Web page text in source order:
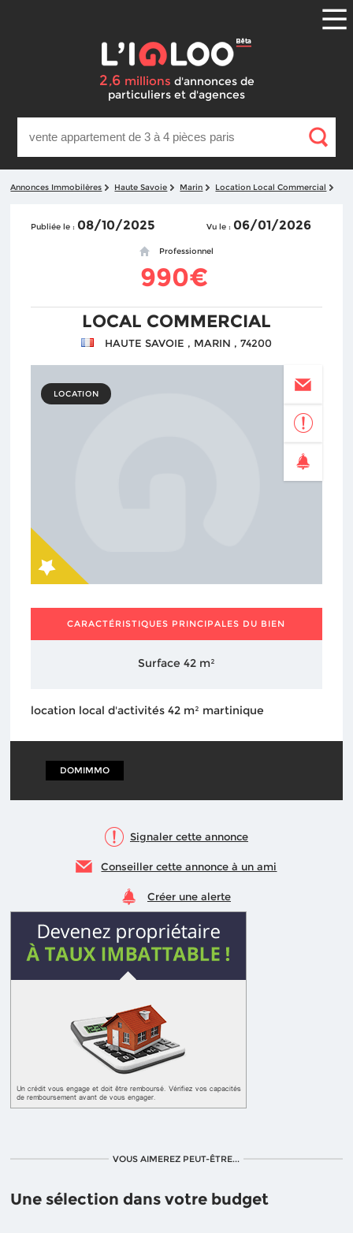
2,6 millions d'annonces de
particuliers et d'agences
Annonces Immobilères Haute Savoie Marin Location Local Commercial
Publiée le : 08/10/2025 Vu le : 06/01/2026
Professionnel
990€
LOCAL COMMERCIAL
HAUTE SAVOIE , MARIN , 74200
LOCATION
CARACTÉRISTIQUES PRINCIPALES DU BIEN
Surface 42 m²
location local d'activités 42 m² martinique
DOMIMMO
Signaler cette annonce
Conseiller cette annonce à un ami
Créer une alerte
VOUS AIMEREZ PEUT-ÊTRE...
Une sélection dans votre budget